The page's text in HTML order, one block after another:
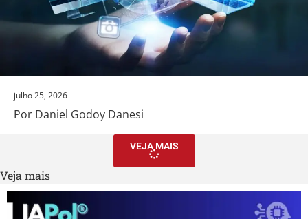
julho 25, 2026
Por Daniel Godoy Danesi
VEJA MAIS
Veja mais